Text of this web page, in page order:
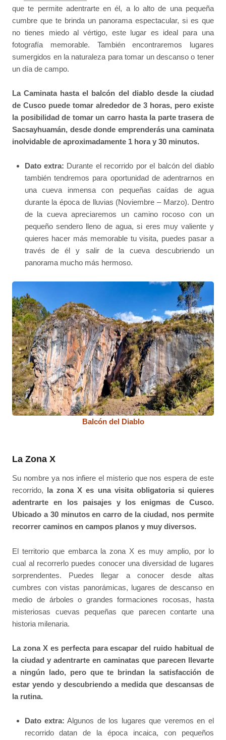
que te permite adentrarte en él, a lo alto de una pequeña
cumbre que te brinda un panorama espectacular, si es que
no tienes miedo al vértigo, este lugar es ideal para una
fotografía memorable. También encontraremos lugares
sumergidos en la naturaleza para tomar un descanso o tener
un día de campo.
La Caminata hasta el balcón del diablo desde la ciudad
de Cusco puede tomar alrededor de 3 horas, pero existe
la posibilidad de tomar un carro hasta la parte trasera de
Sacsayhuamán, desde donde emprenderás una caminata
inolvidable de aproximadamente 1 hora y 30 minutos.
Dato extra: Durante el recorrido por el balcón del diablo
también tendremos para oportunidad de adentrarnos en
una cueva inmensa con pequeñas caídas de agua
durante la época de lluvias (Noviembre – Marzo). Dentro
de la cueva apreciaremos un camino rocoso con un
pequeño sendero lleno de agua, si eres muy valiente y
quieres hacer más memorable tu visita, puedes pasar a
través de él y salir de la cueva descubriendo un
panorama mucho más hermoso.
Balcón del Diablo
La Zona X
Su nombre ya nos infiere el misterio que nos espera de este
recorrido, la zona X es una visita obligatoria si quieres
adentrarte en los paisajes y los enigmas de Cusco.
Ubicado a 30 minutos en carro de la ciudad, nos permite
recorrer caminos en campos planos y muy diversos.
El territorio que embarca la zona X es muy amplio, por lo
cual al recorrerlo puedes conocer una diversidad de lugares
sorprendentes. Puedes llegar a conocer desde altas
cumbres con vistas panorámicas, lugares de descanso en
medio de árboles o grandes formaciones rocosas, hasta
misteriosas cuevas pequeñas que parecen contarte una
historia milenaria.
La zona X es perfecta para escapar del ruido habitual de
la ciudad y adentrarte en caminatas que parecen llevarte
a ningún lado, pero que te brindan la satisfacción de
estar yendo y descubriendo a medida que descansas de
la rutina.
Dato extra: Algunos de los lugares que veremos en el
recorrido datan de la época incaica, con pequeños